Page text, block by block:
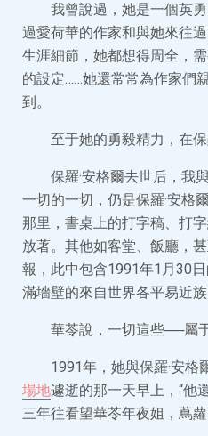
我曾說過，她是一個英
過愛荷華的作家和與她來往
生涯細節，她都想得周全，
的設定……她還常常為作家們
到。
至于她的勇毅精力，在保
保羅·安格爾去世后，我
一切的一切，仍是保羅·安格
那里，書桌上的打字稿、打
放著。其他如客堂、飯廳，
報，此中包含1991年1月30
滿墻壁的來自世界各平易近
華苓說，一切這些──屬
1991年，她與保羅·安格
場地遽逝的那一天早上，“他
三年往看望華苓年夜姐，蔦